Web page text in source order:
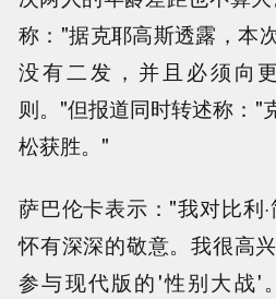
称："据克耶高斯透露，本
没有二发，并且必须向
则。"但报道同时转述称："
松获胜。"
萨巴伦卡表示："我对比利
怀有深深的敬意。我很高
参与现代版的'性别大战'